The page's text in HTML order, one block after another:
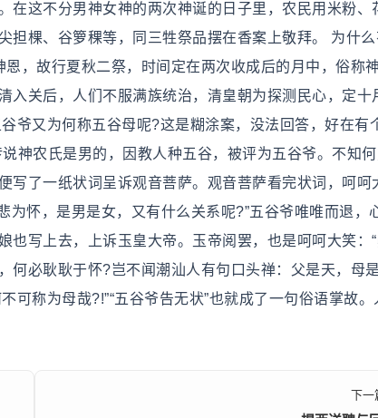
在这不分男神女神的两次神诞的日子里，农民用米粉、
担棵、谷箩稞等，同三牲祭品摆在香案上敬拜。 为什么
，故行夏秋二祭，时间定在两次收成后的月中，俗称神
入关后，人们不服满族统治，清皇朝为探测民心，定十
爷又为何称五谷母呢?这是糊涂案，没法回答，好在有
神农氏是男的，因教人种五谷，被评为五谷爷。不知何
写了一纸状词呈诉观音菩萨。观音菩萨看完状词，呵呵
怀，是男是女，又有什么关系呢?”五谷爷唯唯而退，
也写上去，上诉玉皇大帝。玉帝阅罢，也是呵呵大笑：
必耿耿于怀?岂不闻潮汕人有句口头禅：父是天，母是
称为母哉?!”“五谷爷告无状”也就成了一句俗语掌故。
下一